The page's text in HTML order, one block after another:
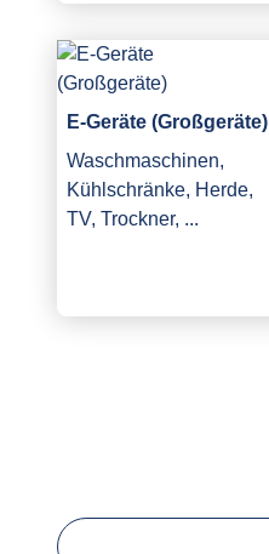
E-Geräte (Großgeräte)
Waschmaschinen,
Kühlschränke, Herde,
TV, Trockner, ...